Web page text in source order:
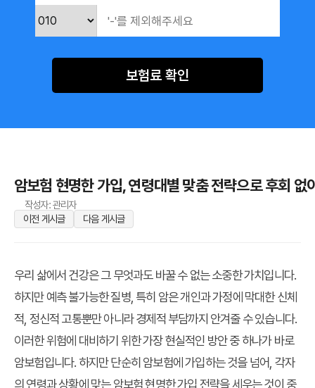
보험료 확인
암보험 현명한 가입, 연령대별 맞춤 전략으로 후회 없
작성자: 관리자
이전 게시글
다음 게시글
우리 삶에서 건강은 그 무엇과도 바꿀 수 없는 소중한 가치입니다.
하지만 예측 불가능한 질병, 특히 암은 개인과 가정에 막대한 신체
적, 정신적 고통뿐만 아니라 경제적 부담까지 안겨줄 수 있습니다.
이러한 위험에 대비하기 위한 가장 현실적인 방안 중 하나가 바로
암보험입니다. 하지만 단순히 암보험에 가입하는 것을 넘어, 각자
의 연령과 상황에 맞는암보험 현명한 가입전략을 세우는 것이 중